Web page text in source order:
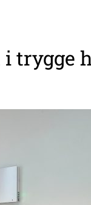
i trygge